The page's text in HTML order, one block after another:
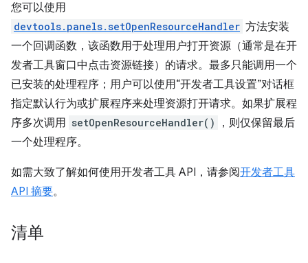
您可以使用
devtools.panels.setOpenResourceHandler 方法安装
一个回调函数，该函数用于处理用户打开资源（通常是在开
发者工具窗口中点击资源链接）的请求。最多只能调用一个
已安装的处理程序；用户可以使用“开发者工具设置”对话框
指定默认行为或扩展程序来处理资源打开请求。如果扩展程
序多次调用 setOpenResourceHandler()
，则仅保留最后
一个处理程序。
如需大致了解如何使用开发者工具 API，请参阅开发者工具
API 摘要。
清单